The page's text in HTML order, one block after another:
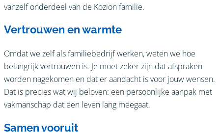
vanzelf onderdeel van de Kozion familie.
Vertrouwen en warmte
Omdat we zelf als familiebedrijf werken, weten we hoe
belangrijk vertrouwen is. Je moet zeker zijn dat afspraken
worden nagekomen en dat er aandacht is voor jouw wensen.
Dat is precies wat wij beloven: een persoonlijke aanpak met
vakmanschap dat een leven lang meegaat.
Samen vooruit